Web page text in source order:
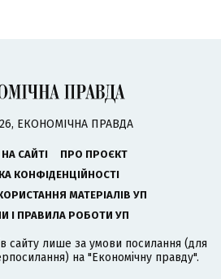
ЕКОНОМІЧНА ПРАВДА
САЙТІ
ПРО ПРОЄКТ
КОНФІДЕНЦІЙНОСТІ
МАТЕРІАЛІВ УП
І ПРАВИЛА РОБОТИ УП
сайту лише за умови посилання (для
на "Економічну правду".